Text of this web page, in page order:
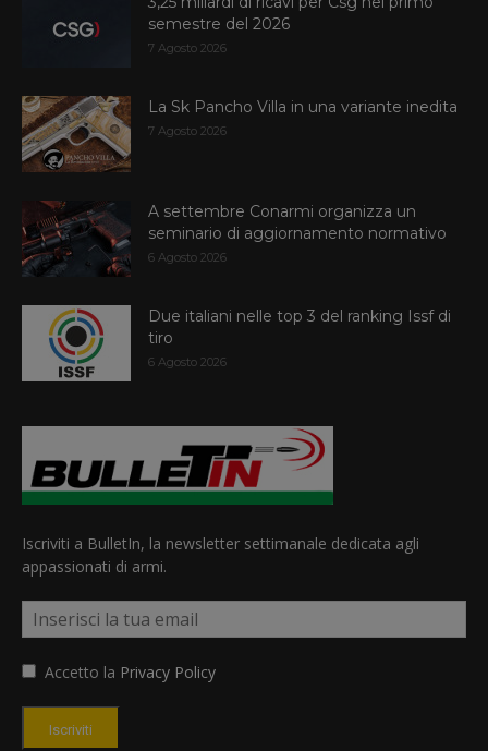
semestre del 2026
7 Agosto 2026
La Sk Pancho Villa in una variante inedita
7 Agosto 2026
A settembre Conarmi organizza un
seminario di aggiornamento normativo
6 Agosto 2026
Due italiani nelle top 3 del ranking Issf di
tiro
6 Agosto 2026
Iscriviti a BulletIn, la newsletter settimanale dedicata agli
appassionati di armi.
Accetto la Privacy Policy
Iscriviti